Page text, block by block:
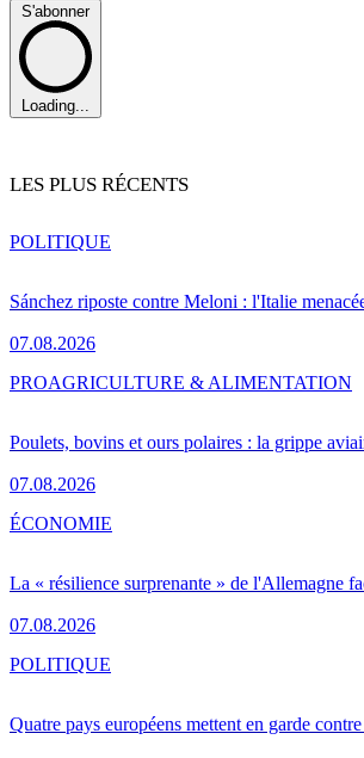
S'abonner
Loading...
LES PLUS RÉCENTS
Sánchez riposte contre Meloni : l'Italie
07.08.2026
POLITIQUE
Poulets, bovins et ours polaires : la grippe
07.08.2026
PROAGRICULTURE & ALIMENTATION
La « résilience surprenante » de l'Allemagne
07.08.2026
ÉCONOMIE
Quatre pays européens mettent en garde
POLITIQUE